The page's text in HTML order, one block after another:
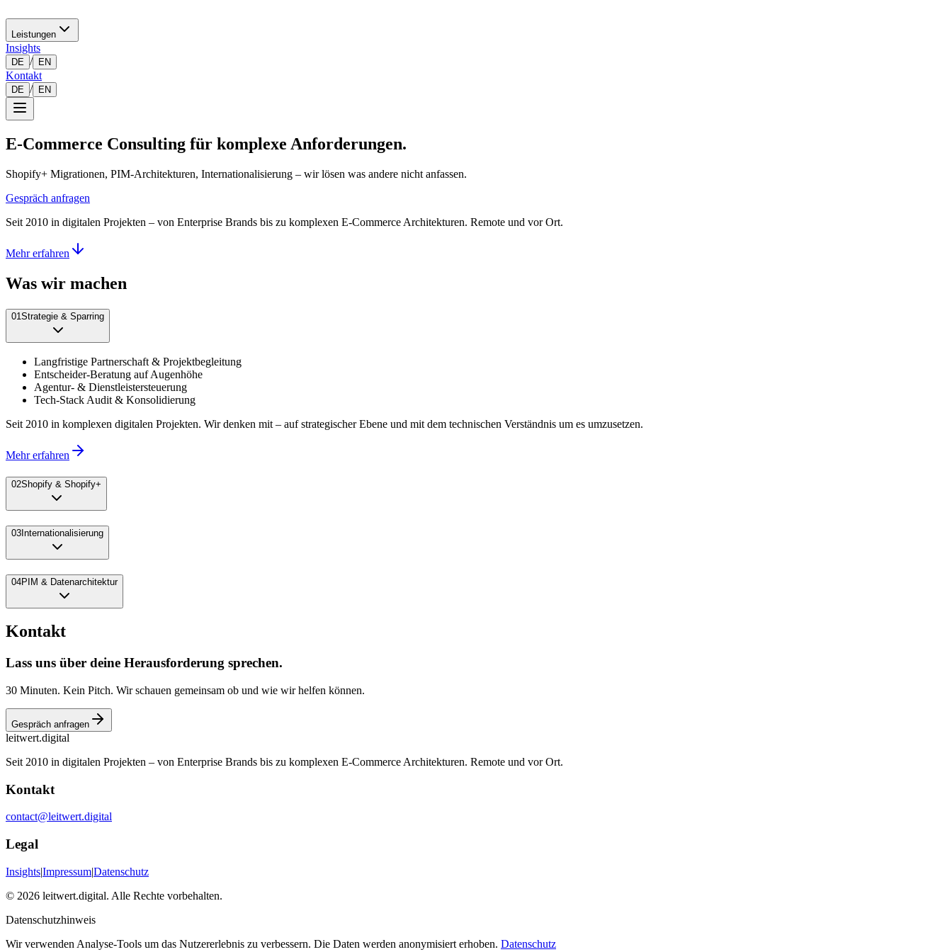
Leistungen
Insights
DE / EN
Kontakt
DE / EN
E-Commerce Consulting für komplexe Anforderungen.
Shopify+ Migrationen, PIM-Architekturen, Internationalisierung – wir lösen was andere nicht anfassen.
Gespräch anfragen
Seit 2010 in digitalen Projekten – von Enterprise Brands bis zu komplexen E-Commerce Architekturen. Remote und vor Ort.
Mehr erfahren
Was wir machen
01Strategie & Sparring
Langfristige Partnerschaft & Projektbegleitung
Entscheider-Beratung auf Augenhöhe
Agentur- & Dienstleistersteuerung
Tech-Stack Audit & Konsolidierung
Seit 2010 in komplexen digitalen Projekten. Wir denken mit – auf strategischer Ebene und mit dem technischen Verständnis um es umzusetzen.
Mehr erfahren
02Shopify & Shopify+
03 Internationalisierung
04PIM & Datenarchitektur
Kontakt
Lass uns über deine Herausforderung sprechen.
30 Minuten. Kein Pitch. Wir schauen gemeinsam ob und wie wir helfen können.
Gespräch anfragen
leitwert.digital
Seit 2010 in digitalen Projekten – von Enterprise Brands bis zu komplexen E-Commerce Architekturen. Remote und vor Ort.
Kontakt
contact@leitwert.digital
Legal
Insights|Impressum|Datenschutz
© 2026 leitwert.digital. Alle Rechte vorbehalten.
Datenschutzhinweis
Wir verwenden Analyse-Tools um das Nutzererlebnis zu verbessern. Die Daten werden anonymisiert erhoben. Datenschutz